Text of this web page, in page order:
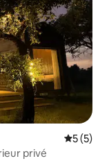
5 (5)
privé